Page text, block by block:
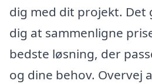
dig med dit projekt.
dig at sammenligne
bedste løsning, der
og dine behov. Overvej